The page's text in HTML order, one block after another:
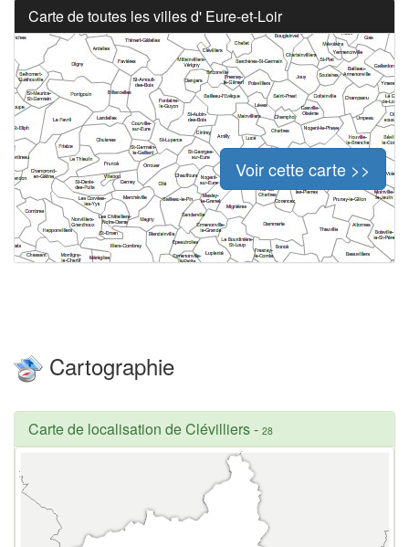
Carte de toutes les villes d' Eure-et-Loir
Voir cette carte >>
Cartographie
Carte de localisation de Clévilliers- 28